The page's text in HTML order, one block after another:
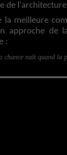
de
la meilleure
approche de
:
chance naît quand la